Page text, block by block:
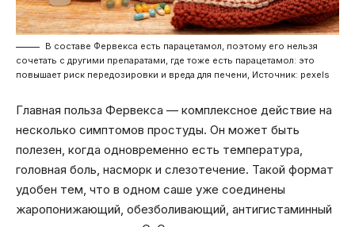
В составе Фервекса есть парацетамол, поэтому его нельзя
сочетать с другими препаратами, где тоже есть парацетамол: это
повышает риск передозировки и вреда для печени, Источник: pexels
Главная польза Фервекса — комплексное действие на
несколько симптомов простуды. Он может быть
полезен, когда одновременно есть температура,
головная боль, насморк и слезотечение. Такой формат
удобен тем, что в одном саше уже соединены
жаропонижающий, обезболивающий, антигистаминный